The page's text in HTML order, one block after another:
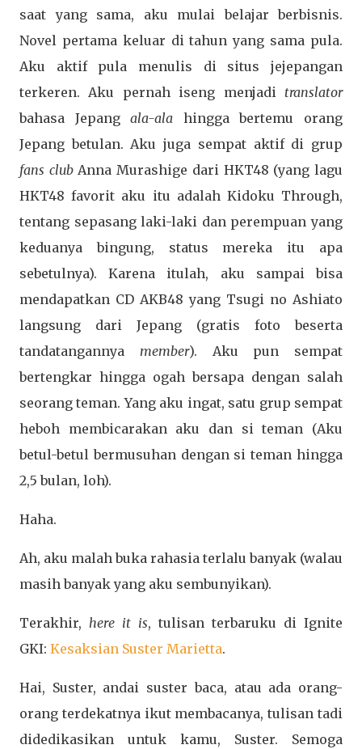
saat yang sama, aku mulai belajar berbisnis.
Novel pertama keluar di tahun yang sama pula.
Aku aktif pula menulis di situs jejepangan
terkeren. Aku pernah iseng menjadi translator
bahasa Jepangala-ala hingga bertemu orang
Jepang betulan. Aku juga sempat aktif di grup
fans clubAnna Murashige dari HKT48 (yang lagu
HKT48 favorit aku itu adalah Kidoku Through,
tentang sepasang laki-laki dan perempuan yang
keduanya bingung, status mereka itu apa
sebetulnya). Karena itulah, aku sampai bisa
mendapatkan CD AKB48 yang Tsugi no Ashiato
langsung dari Jepang (gratis foto beserta
tandatangannya member). Aku pun sempat
bertengkar hingga ogah bersapa dengan salah
seorang teman. Yang aku ingat, satu grup sempat
heboh membicarakan aku dan si teman (Aku
betul-betul bermusuhan dengan si teman hingga
2,5 bulan, loh).
Haha.
Ah, aku malah buka rahasia terlalu banyak (walau
masih banyak yang aku sembunyikan).
Terakhir, here it is, tulisan terbaruku di Ignite
GKI: Kesaksian Suster Marietta.
Hai, Suster, andai suster baca, atau ada orang-
orang terdekatnya ikut membacanya, tulisan tadi
didedikasikan untuk kamu, Suster. Semoga